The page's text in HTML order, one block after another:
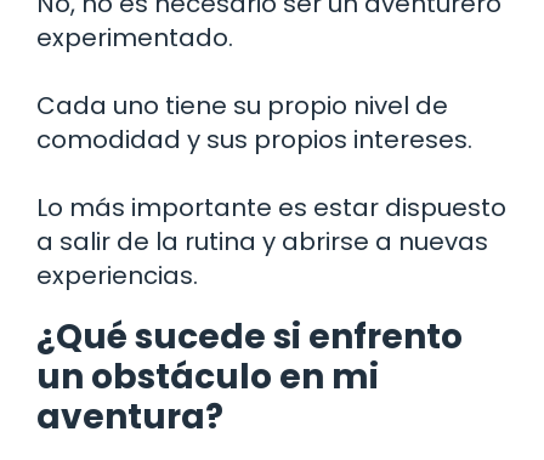
experimentado.
Cada uno tiene su propio nivel de
comodidad y sus propios intereses.
Lo más importante es estar dispuesto
a salir de la rutina y abrirse a nuevas
experiencias.
¿Qué sucede si enfrento
un obstáculo en mi
aventura?